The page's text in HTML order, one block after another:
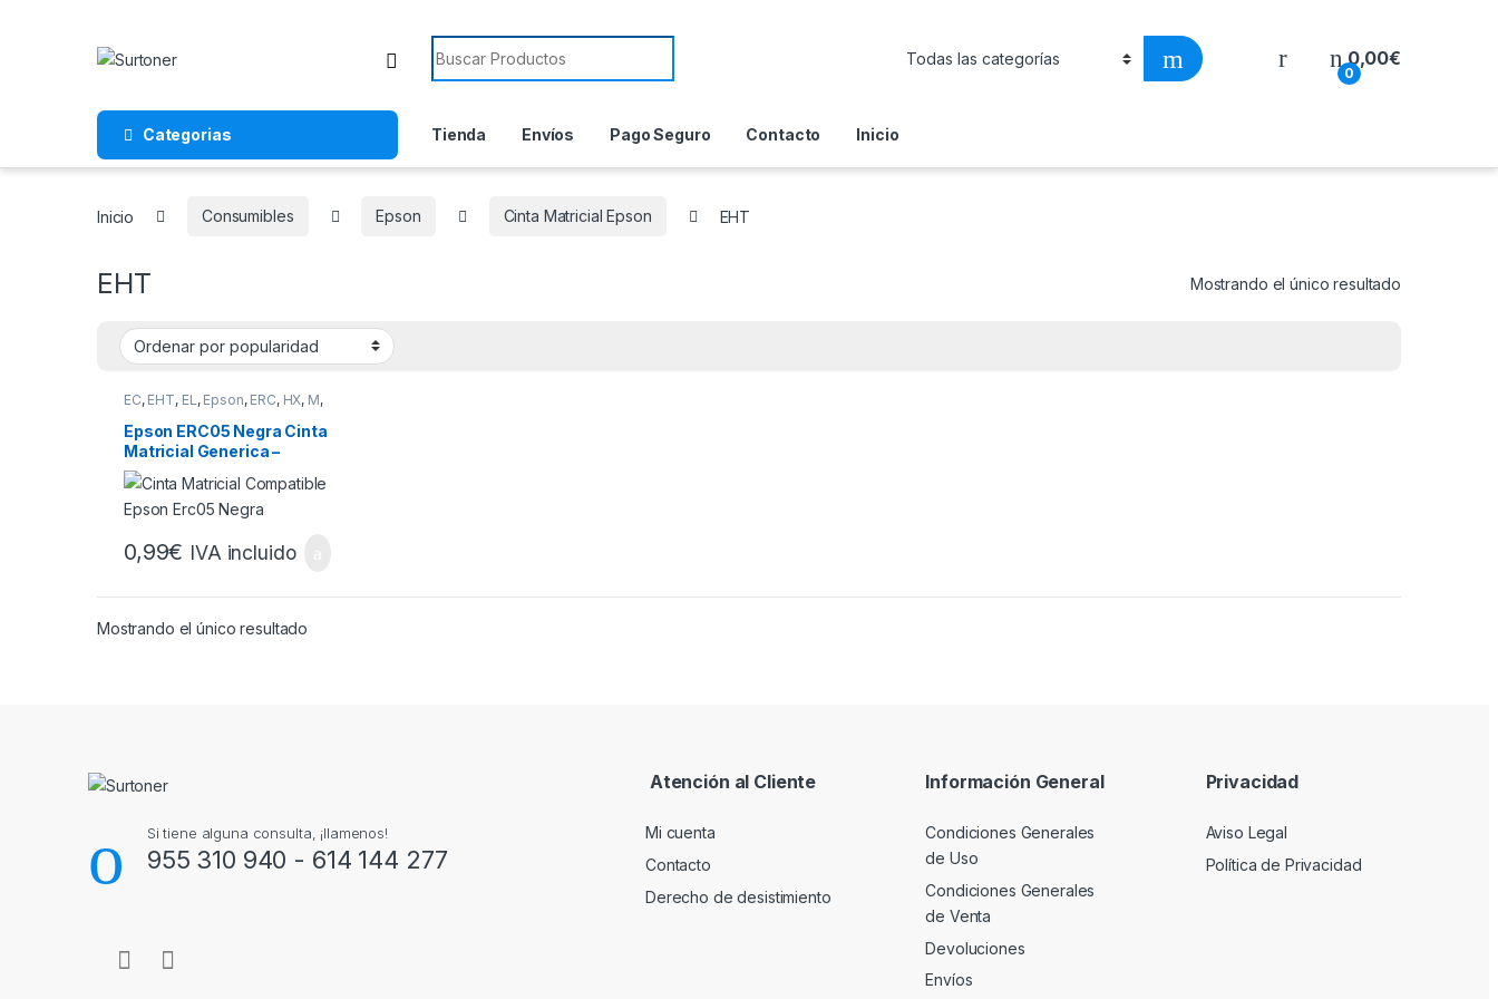
Search for:
0
0,00€
Categorias Tienda Envíos Pago Seguro Contacto Inicio
Inicio Consumibles Epson Cinta Matricial Epson EHT
EHT Mostrando el único resultado
EC, EHT, EL, Epson, ERC, HX, M,
Epson ERC05 Negra Cinta
Matricial Generica –
Reemplaza C43S015352
0,99€ IVA incluido
Mostrando el único resultado
Si tiene alguna consulta, ¡llamenos!
955 310 940 - 614 144 277
Atención al Cliente
Mi cuenta
Contacto
Derecho de desistimiento
Información General
Condiciones Generales
de Uso
Condiciones Generales
de Venta
Devoluciones
Envíos
Privacidad
Aviso Legal
Política de Privacidad